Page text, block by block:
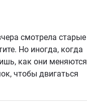
смотрела старые
Но иногда, когда
как они меняются
чтобы двигаться